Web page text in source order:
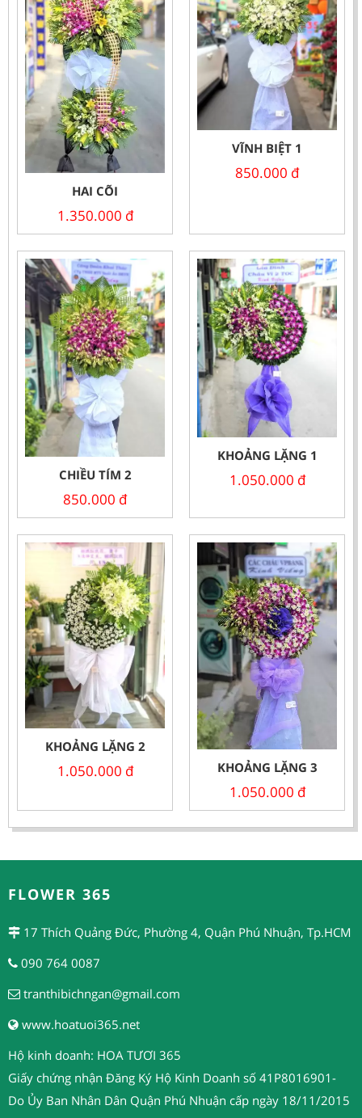
HAI CÕI
1.350.000 đ
VĨNH BIỆT 1
850.000 đ
CHIỀU TÍM 2
850.000 đ
KHOẢNG LẶNG 1
1.050.000 đ
KHOẢNG LẶNG 2
1.050.000 đ KHOẢNG LẶNG 3
1.050.000 đ
FLOWER 365
17 Thích Quảng Đức, Phường 4, Quận Phú Nhuận, Tp.HCM
090 764 0087
tranthibichngan@gmail.com
www.hoatuoi365.net
Hộ kinh doanh: HOA TƯƠI 365
Giấy chứng nhận Đăng Ký Hộ Kinh Doanh số 41P8016901-
Do Ủy Ban Nhân Dân Quận Phú Nhuận cấp ngày 18/11/2015